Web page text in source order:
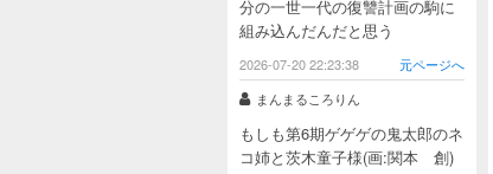
分の一世一代の復讐計画の駒に
組み込んだんだと思う
2026-07-20 22:23:38
元ページへ
まんまるころりん
もしも第6期ゲゲゲの鬼太郎のネ
コ姉と茨木童子様(画:関本 創)